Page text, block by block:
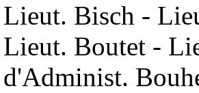
Lieut. Bisch -
Lieut. Boutet -
d'Administ.